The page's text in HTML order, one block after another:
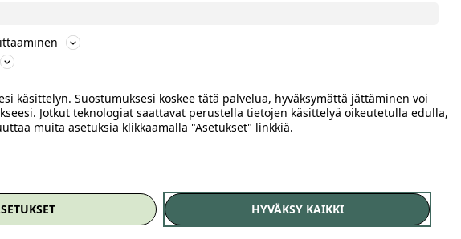
käsittelyn. Suostumuksesi koskee tätä palvelua, hyväksymättä jättäminen voi
Jotkut teknologiat saattavat perustella tietojen käsittelyä oikeutetulla edulla,
muita asetuksia klikkaamalla "Asetukset" linkkiä.
HYVÄKSY KAIKKI